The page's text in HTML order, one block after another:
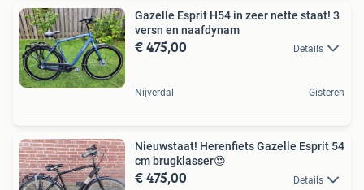
Gazelle Esprit H54 in zeer nette staat! 3
versn en naafdynam
€ 475,00 Details
Nijverdal Gisteren
Nieuwstaat! Herenfiets Gazelle Esprit 54
cm brugklasser😍
€ 475,00 Details